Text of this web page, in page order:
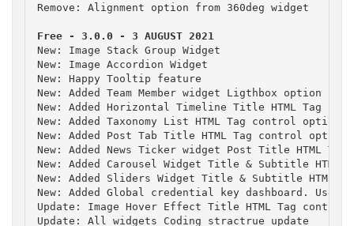
Remove: Alignment option from 360deg widget
New: Image Stack Group Widget
New: Image Accordion Widget
New: Happy Tooltip feature
New: Added Team Member widget Ligthbox option
New: Added Horizontal Timeline Title HTML Tag
New: Added Taxonomy List HTML Tag control option
New: Added Post Tab Title HTML Tag control option
New: Added News Ticker widget Post Title HTML
New: Added Carousel Widget Title & Subtitle HTML
New: Added Sliders Widget Title & Subtitle HTML
New: Added Global credential key dashboard.
Update: Image Hover Effect Title HTML Tag control
Update: All widgets Coding stractrue update